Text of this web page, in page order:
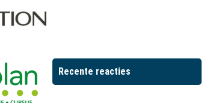
Recente reacties